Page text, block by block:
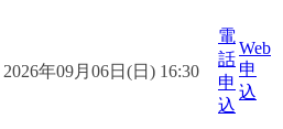
2026年09月06日(日) 16:30
電
話
申
込
Web
申
込